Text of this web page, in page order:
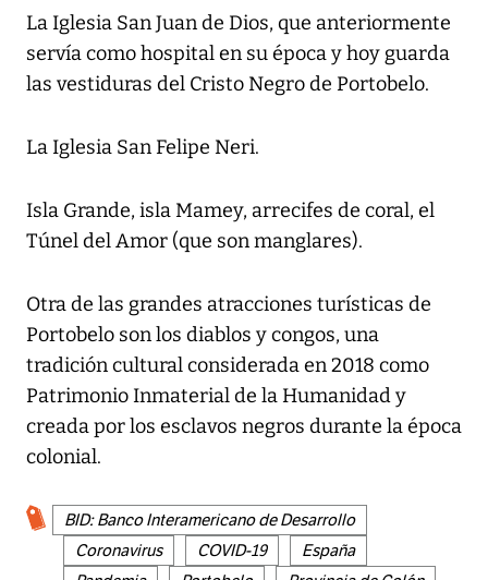
La Iglesia San Juan de Dios, que anteriormente
servía como hospital en su época y hoy guarda
las vestiduras del Cristo Negro de Portobelo.
La Iglesia San Felipe Neri.
Isla Grande, isla Mamey, arrecifes de coral, el
Túnel del Amor (que son manglares).
Otra de las grandes atracciones turísticas de
Portobelo son los diablos y congos, una
tradición cultural considerada en 2018 como
Patrimonio Inmaterial de la Humanidad y
creada por los esclavos negros durante la época
colonial.
BID: Banco Interamericano de Desarrollo
Coronavirus
COVID-19
España